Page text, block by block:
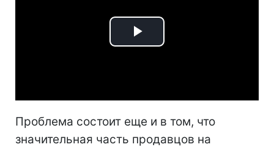
Play
Проблема состоит еще и в том, что
значительная часть продавцов на